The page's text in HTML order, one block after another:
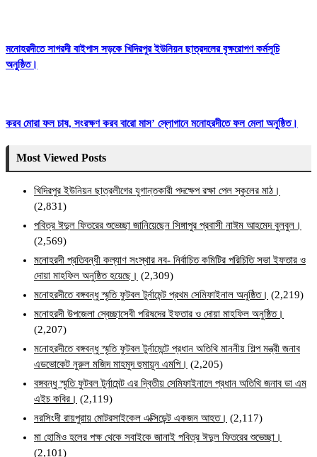
মনোহরদীতে সাগরদী বাইপাস সড়কে খিদিরপুর ইউনিয়ন ছাত্রদলের বৃক্ষরোপণ কর্মসূচি
অনুষ্ঠিত।
করব মোরা ফল চাষ, সংরক্ষণ করব বারো মাস’ স্লোগানে মনোহরদীতে ফল মেলা অনুষ্ঠিত।
Most Viewed Posts
খিদিরপুর ইউনিয়ন ছাত্রলীগের যুগান্তকারী পদক্ষেপ রক্ষা পেল স্কুলের মাঠ।
(2,831)
পবিত্র ঈদুল ফিতরের শুভেচ্ছা জানিয়েছেন সিঙ্গাপুর প্রবাসী নাঈম আহমেদ বুলবুল।
(2,569)
মনোহরদী প্রতিবন্ধী কল্যাণ সংস্থার নব- নির্বাচিত কমিটির পরিচিতি সভা ইফতার ও
দোয়া মাহফিল অনুষ্ঠিত হয়েছে। (2,309)
মনোহরদীতে বঙ্গবন্ধু স্মৃতি ফুটবল টুর্নামেন্ট প্রথম সেমিফাইনাল অনুষ্ঠিত। (2,219)
মনোহরদী উপজেলা স্বেচ্ছাসেবী পরিষদের ইফতার ও দোয়া মাহফিল অনুষ্ঠিত।
(2,207)
মনোহরদীতে বঙ্গবন্ধু স্মৃতি ফুটবল টুর্নামেন্টে প্রধান অতিথি মাননীয় শিল্প মন্ত্রী জনাব
এডভোকেট নুরুল মজিদ মাহমুদ হুমায়ূন এমপি। (2,205)
বঙ্গবন্ধু স্মৃতি ফুটবল টুর্নামেন্ট এর দ্বিতীয় সেমিফাইনালে প্রধান অতিথি জনাব ডা এম
এইচ কবির। (2,119)
নরসিংদী রায়পুরায় মোটরসাইকেল এক্সিডেন্ট একজন আহত। (2,117)
মা হোমিও হলের পক্ষ থেকে সবাইকে জানাই পবিত্র ঈদুল ফিতরের শুভেচ্ছা।
(2,101)